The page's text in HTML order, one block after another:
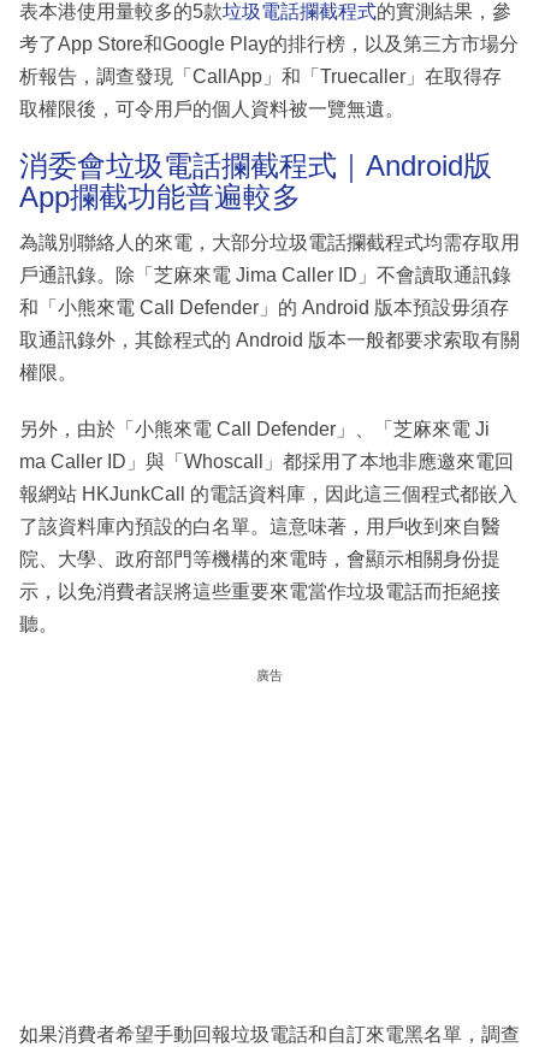
表本港使用量較多的5款垃圾電話攔截程式的實測結果，參
考了App Store和Google Play的排行榜，以及第三方市場分
析報告，調查發現「CallApp」和「Truecaller」在取得存
取權限後，可令用戶的個人資料被一覽無遺。
消委會垃圾電話攔截程式｜Android版
App攔截功能普遍較多
為識別聯絡人的來電，大部分垃圾電話攔截程式均需存取用
戶通訊錄。除「芝麻來電 Jima Caller ID」不會讀取通訊錄
和「小熊來電 Call Defender」的 Android 版本預設毋須存
取通訊錄外，其餘程式的 Android 版本一般都要求索取有關
權限。
另外，由於「小熊來電 Call Defender」、「芝麻來電 Ji
ma Caller ID」與「Whoscall」都採用了本地非應邀來電回
報網站 HKJunkCall 的電話資料庫，因此這三個程式都嵌入
了該資料庫內預設的白名單。這意味著，用戶收到來自醫
院、大學、政府部門等機構的來電時，會顯示相關身份提
示，以免消費者誤將這些重要來電當作垃圾電話而拒絕接
聽。
廣告
如果消費者希望手動回報垃圾電話和自訂來電黑名單，調查